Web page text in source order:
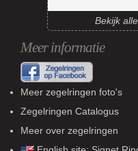
Bekijk
Meer informatie
Meer zegelringen foto's
Zegelringen Catalogus
Meer over zegelringen